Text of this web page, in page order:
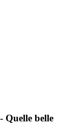
Quelle belle